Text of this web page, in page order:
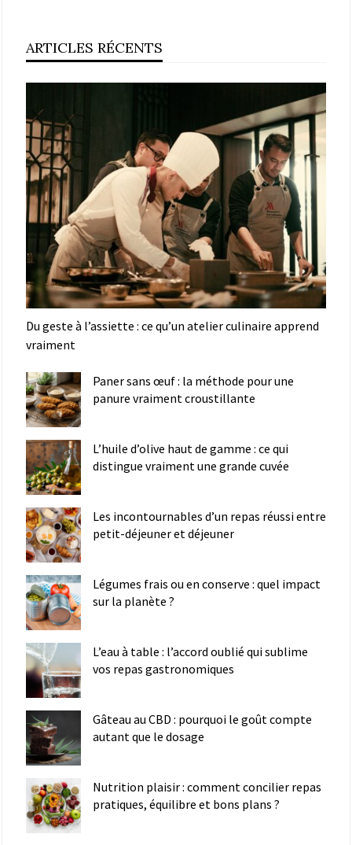
ARTICLES RÉCENTS
Du geste à l’assiette : ce qu’un atelier culinaire apprend
vraiment
Paner sans œuf : la méthode pour une
panure vraiment croustillante
L’huile d’olive haut de gamme : ce qui
distingue vraiment une grande cuvée
Les incontournables d’un repas réussi entre
petit-déjeuner et déjeuner
Légumes frais ou en conserve : quel impact
sur la planète ?
L’eau à table : l’accord oublié qui sublime
vos repas gastronomiques
Gâteau au CBD : pourquoi le goût compte
autant que le dosage
Nutrition plaisir : comment concilier repas
pratiques, équilibre et bons plans ?